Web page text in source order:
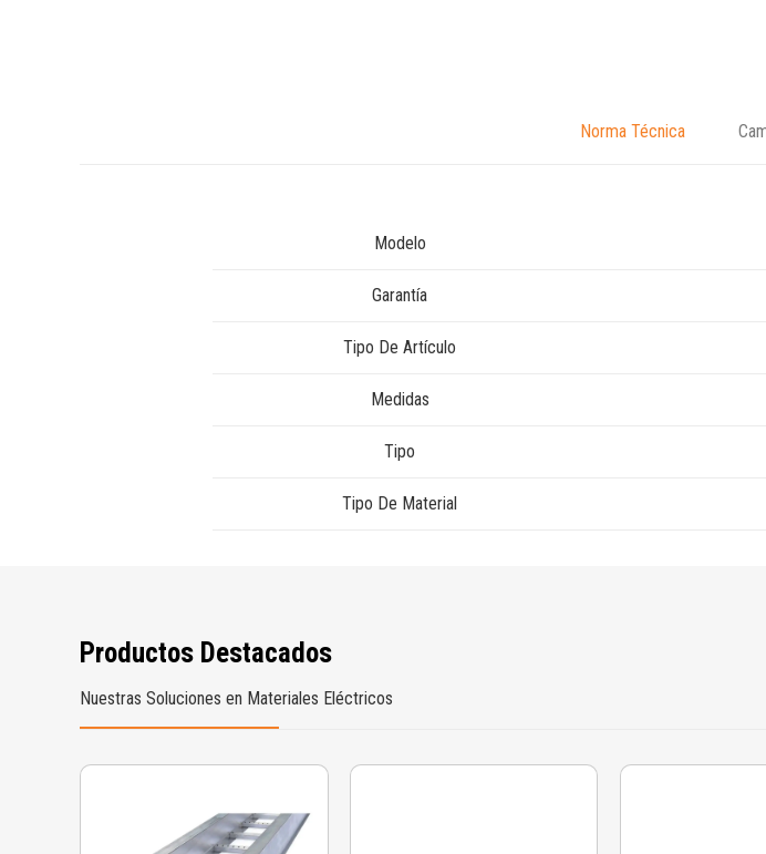
Norma Técnica
Modelo
Garantía
Tipo De Artículo
Medidas
Tipo
Tipo De Material
Productos Destacados
Nuestras Soluciones en Materiales Eléctricos